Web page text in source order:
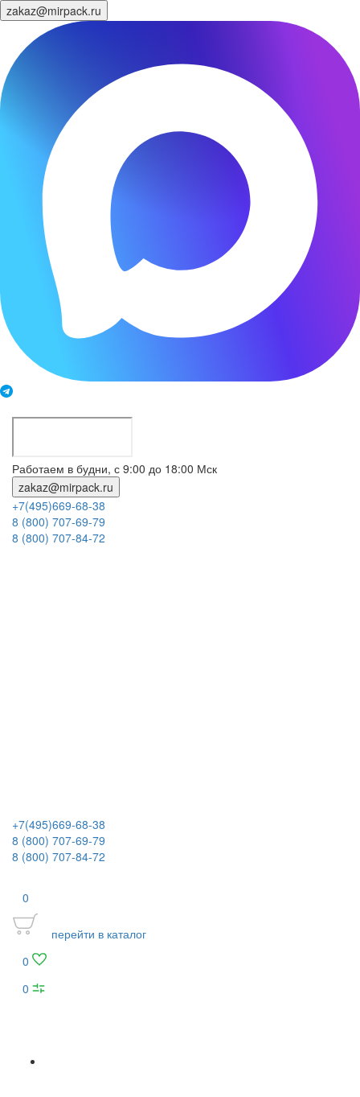
zakaz@mirpack.ru
Работаем в будни, с 9:00 до 18:00 Мск
zakaz@mirpack.ru
+7(495)669-68-38
8 (800) 707-69-79
8 (800) 707-84-72
+7(495)669-68-38
8 (800) 707-69-79
8 (800) 707-84-72
0
перейти в каталог
0
0